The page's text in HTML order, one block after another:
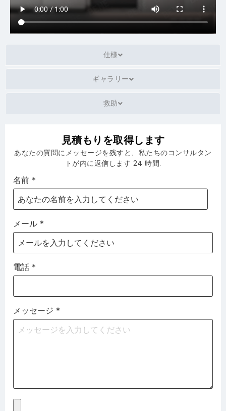
仕様
ギャラリー
救助
見積もりを取得します
あなたの質問にメッセージを残すと、私たちのコンサルタン
トが内に返信します 24 時間.
名前 *
メール *
電話 *
メッセージ *